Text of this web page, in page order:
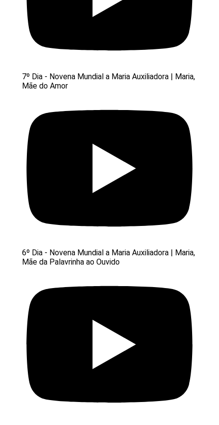
7º Dia - Novena Mundial a Maria Auxiliadora | Maria,
Mãe do Amor
6º Dia - Novena Mundial a Maria Auxiliadora | Maria,
Mãe da Palavrinha ao Ouvido